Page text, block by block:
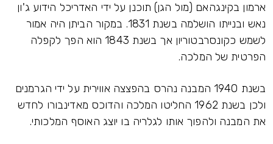
ארמון בקינגהאם (מול הגן) תוכנן על ידי האדריכל הידוע ג'ון
נאש ובנייתו הושלמה בשנת 1831. במקור הביתן היה אמור
לשמש כקונסרבטוריון אך בשנת 1843 הוא הפך לקפלה
הפרטית של המלכה.
בשנת 1940 המבנה נהרס בהפצצה אווירית על ידי הגרמנים
ולכן בשנת 1962 החליטו המלכה והדוכס מאדינבורו לחדש
את המבנה ולהפוך אותו לגלריה בו יוצג האוסף המלכותי.